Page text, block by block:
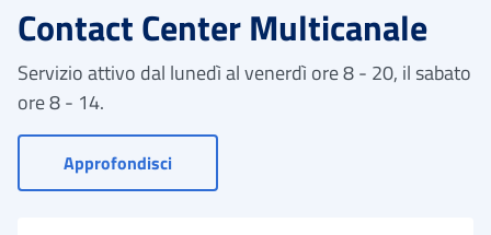
Contact Center Multicanale
Servizio attivo dal lunedì al venerdì ore 8 - 20, il sabato
ore 8 - 14.
Approfondisci- Vai a Contact Center